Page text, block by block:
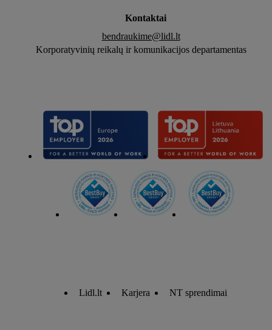
Kontaktai
bendraukime@lidl.lt
Korporatyvinių reikalų ir komunikacijos departamentas
Lidl.lt Karjera NT sprendimai